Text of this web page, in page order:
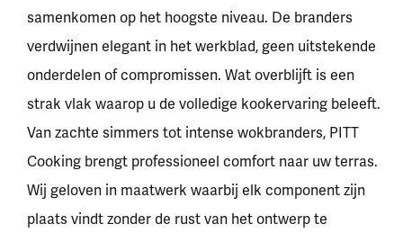
samenkomen op het hoogste niveau. De branders
verdwijnen elegant in het werkblad, geen uitstekende
onderdelen of compromissen. Wat overblijft is een
strak vlak waarop u de volledige kookervaring beleeft.
Van zachte simmers tot intense wokbranders, PITT
Cooking brengt professioneel comfort naar uw terras.
Wij geloven in maatwerk waarbij elk component zijn
plaats vindt zonder de rust van het ontwerp te